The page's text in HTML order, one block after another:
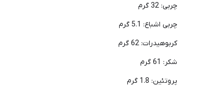
چربی: 32 گرم
چربی اشباع: 5.1 گرم
کربوهیدرات: 62 گرم
شکر: 61 گرم
پروتئین: 1.8 گرم